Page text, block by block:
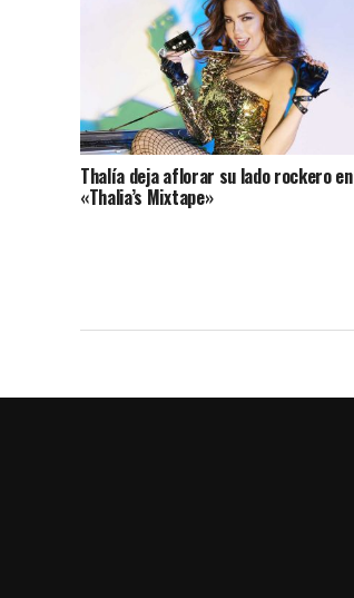
Thalía deja aflorar su lado rockero en
«Thalia’s Mixtape»